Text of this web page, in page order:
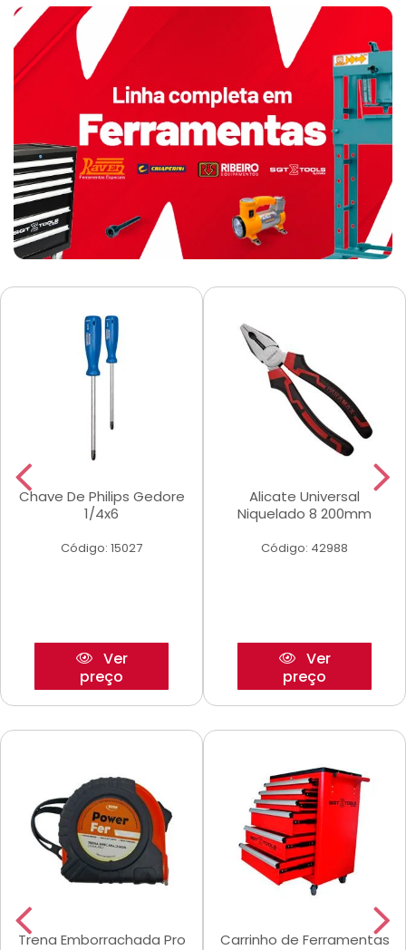
Chave De Philips Gedore
1/4x6
Código: 15027
Ver
preço
Alicate Universal
Niquelado 8 200mm
Código: 42988
Ver
preço
Trena Emborrachada Pro
Carrinho de Ferramentas